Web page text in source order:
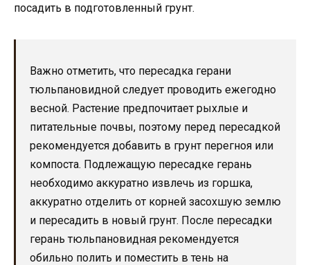
посадить в подготовленный грунт.
Важно отметить, что пересадка герани
тюльпановидной следует проводить ежегодно
весной. Растение предпочитает рыхлые и
питательные почвы, поэтому перед пересадкой
рекомендуется добавить в грунт перегноя или
компоста. Подлежащую пересадке герань
необходимо аккуратно извлечь из горшка,
аккуратно отделить от корней засохшую землю
и пересадить в новый грунт. После пересадки
герань тюльпановидная рекомендуется
обильно полить и поместить в тень на